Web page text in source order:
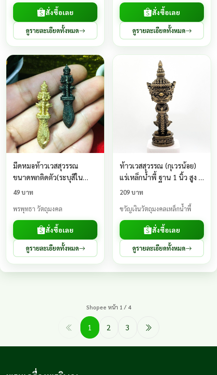
สั่งซื้อเลย
ดูรายละเอียดทั้งหมด
สั่งซื้อเลย
ดูรายละเอียดทั้งหมด
มีดหมอท้าวเวสสุวรรณ
ขนาดพกติดตัว(ระบุสีใน
แชท)
49 บาท
พรพุทธา วัตถุมงคล
สั่งซื้อเลย
ดูรายละเอียดทั้งหมด
ท้าวเวสสุวรรณ (กุเวรน้อย)
แร่เหล็กน้ำพี้ ฐาน 1 นิ้ว สูง 5
นิ้ว
209 บาท
ขวัญเงินวัตถุมงคลเหล็กน้ำพี้
สั่งซื้อเลย
ดูรายละเอียดทั้งหมด
Shopee หน้า 1 / 4
1 2 3